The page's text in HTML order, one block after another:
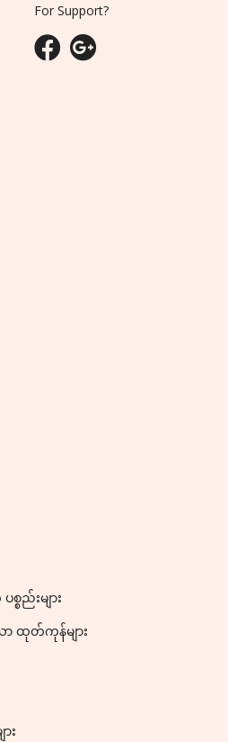
စည်းများ
ာ ထုတ်ကုန်များ
း
For Support?